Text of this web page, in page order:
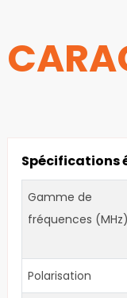
Spécifications
Gamme de
fréquences (MHz)
Polarisation